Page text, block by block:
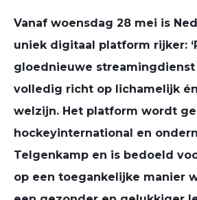
Vanaf woensdag 28 mei is
uniek digitaal platform rijker:
gloednieuwe
volledig richt op lichamelijk
welzijn. Het platform wordt
hockeyinternational en
Telgenkamp en is bedoeld
op een toegankelijke manier